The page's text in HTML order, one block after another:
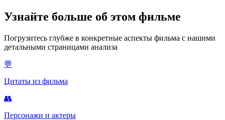
Узнайте больше об этом фильме
Погрузитесь глубже в конкретные аспекты фильма с нашими
детальными страницами анализа
💬
Цитаты из фильма
👥
Персонажи и актеры